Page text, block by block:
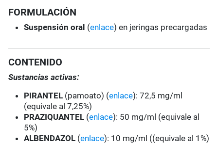
FORMULACIÓN
Suspensión oral (enlace) en jeringas precargadas
CONTENIDO
Sustancias activas:
PIRANTEL (pamoato) (enlace): 72,5 mg/ml
(equivale al 7,25%)
PRAZIQUANTEL (enlace): 50 mg/ml (equivale al
5%)
ALBENDAZOL (enlace): 10 mg/ml ((equivale al 1%)